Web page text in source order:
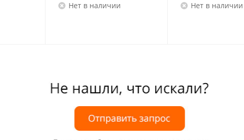
Нет в наличии Нет в наличии